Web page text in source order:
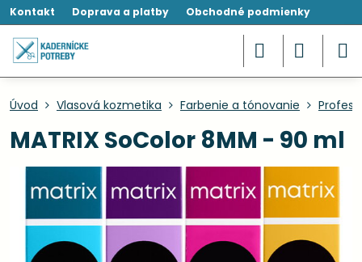
Kontakt Doprava a platby Obchodné podmienky
Úvod Vlasová kozmetika Farbenie a tónovanie
MATRIX SoColor 8MM - 90 ml